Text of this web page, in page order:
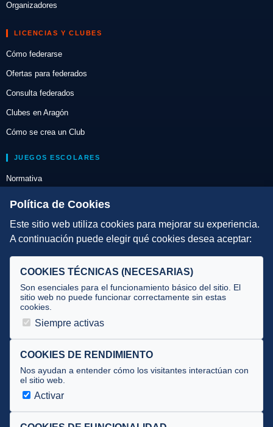
Organizadores
LICENCIAS Y CLUBES
Cómo federarse
Ofertas para federados
Consulta federados
Clubes en Aragón
Cómo se crea un Club
JUEGOS ESCOLARES
Normativa
Escuelas de Triatlón
DIRECCIÓN TÉCNICA
Selecciones
Tecnificación
JUECES Y OFICIALES
Documentos
Cursos
Circulares oficiales
Convocatorias y Equipaciones
Política de Cookies
Este sitio web utiliza cookies para mejorar su experiencia.
A continuación puede elegir qué cookies desea aceptar:
COOKIES TÉCNICAS (NECESARIAS)
Son esenciales para el funcionamiento básico del sitio. El
sitio web no puede funcionar correctamente sin estas
cookies.
Siempre activas
COOKIES DE RENDIMIENTO
Nos ayudan a entender cómo los visitantes interactúan con
el sitio web.
Activar